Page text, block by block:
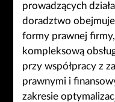
prowadzących
doradztwo
formy prawnej
kompleksową
przy współpracy z
prawnymi i
zakresie